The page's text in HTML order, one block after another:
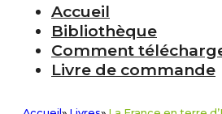
Accueil
Bibliothèque
Comment
Livre de commande